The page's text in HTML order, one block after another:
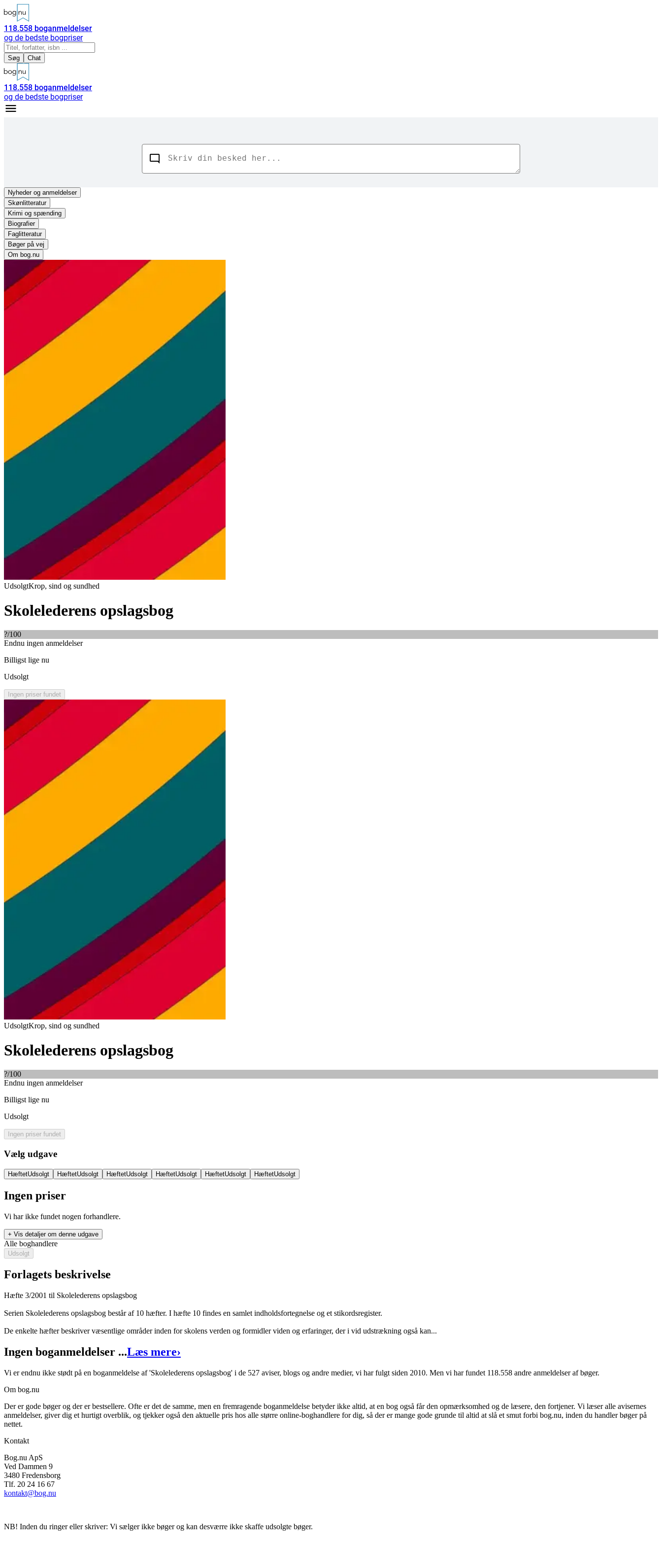
118.558 boganmeldelser
og de bedste bogpriser
Søg Chat
118.558 boganmeldelser
og de bedste bogpriser
Nyhederog anmeldelser
Skønlitteratur
Krimi og spænding
Biografier
Faglitteratur
Bøger på vej
Om bog.nu
UdsolgtKrop, sind og sundhed
Skolelederens opslagsbog
?/100
Endnu ingen anmeldelser
Billigst lige nu
Udsolgt
Ingen priser fundet
UdsolgtKrop, sind og sundhed
Skolelederens opslagsbog
?/100
Endnu ingen anmeldelser
Billigst lige nu
Udsolgt
Ingen priser fundet
Vælg udgave
HæftetUdsolgt HæftetUdsolgt HæftetUdsolgt HæftetUdsolgt HæftetUdsolgt HæftetUdsolgt
Ingen priser
Vi har ikke fundet nogen forhandlere.
+ Vis detaljer om denne udgave
Skolelederens opslagsbog
Format:Hæftet
Sider:
Udgivet:
Alle boghandlere
Udsolgt
Forlagets beskrivelse
Hæfte 3/2001 til Skolelederens opslagsbog
Serien Skolelederens opslagsbog består af 10 hæfter. I hæfte 10 findes en samlet indholdsfortegnelse og et stikordsregister.
De enkelte hæfter beskriver væsentlige områder inden for skolens verden og formidler viden og erfaringer, der i vid udstrækning også kan...
Ingen boganmeldelser ...Læs mere›
Vi er endnu ikke stødt på en boganmeldelse af 'Skolelederens opslagsbog' i de 527 aviser, blogs og andre medier, vi har fulgt siden 2010. Men vi har fundet 118.558 andre anmeldelser af bøger.
Om bog.nu
Der er gode bøger og der er bestsellere. Ofte er det de samme, men en fremragende boganmeldelse betyder ikke altid, at en bog også får den opmærksomhed og de læsere, den fortjener. Vi læser alle avisernes
anmeldelser, giver dig et hurtigt overblik, og tjekker også den aktuelle pris hos alle større online-boghandlere for dig, så der er mange gode grunde til altid at slå et smut forbi bog.nu, inden du handler bøger på
nettet.
Kontakt
Bog.nu ApS
Ved Dammen 9
3480 Fredensborg
Tlf. 20 24 16 67
kontakt@bog.nu
NB! Inden du ringer eller skriver: Vi sælger ikke bøger og kan desværre ikke skaffe udsolgte bøger.